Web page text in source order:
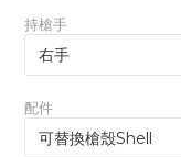
持槍手
配件